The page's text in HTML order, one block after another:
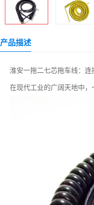
产品描述
淮安一拖二七芯拖车线：连
在现代工业的广阔天地中，